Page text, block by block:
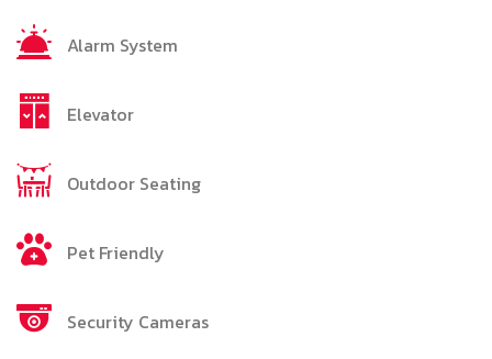
Alarm System
Elevator
Outdoor Seating
Pet Friendly
Security Cameras